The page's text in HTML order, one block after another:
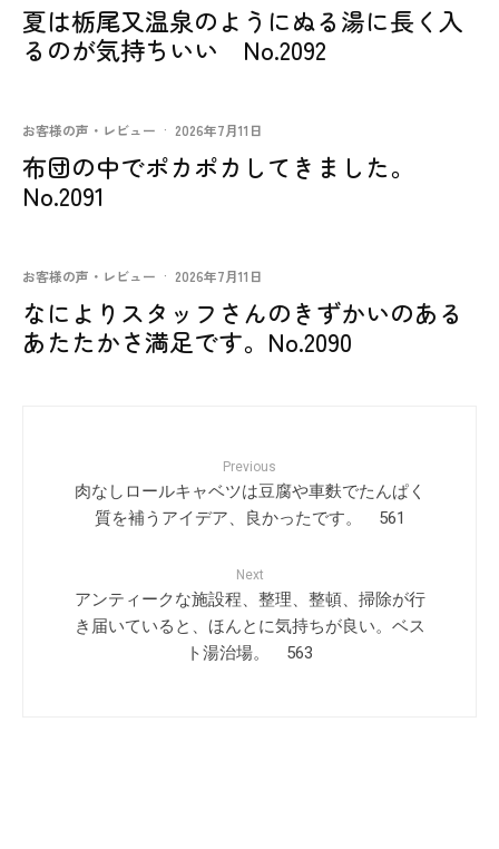
夏は栃尾又温泉のようにぬる湯に長く入
るのが気持ちいい No.2092
お客様の声・レビュー · 2026年7月11日
布団の中でポカポカしてきました。
No.2091
お客様の声・レビュー · 2026年7月11日
なによりスタッフさんのきずかいのある
あたたかさ満足です。No.2090
Previous
肉なしロールキャベツは豆腐や車麩でたんぱく
質を補うアイデア、良かったです。 561
Next
アンティークな施設程、整理、整頓、掃除が行
き届いていると、ほんとに気持ちが良い。ベス
ト湯治場。 563